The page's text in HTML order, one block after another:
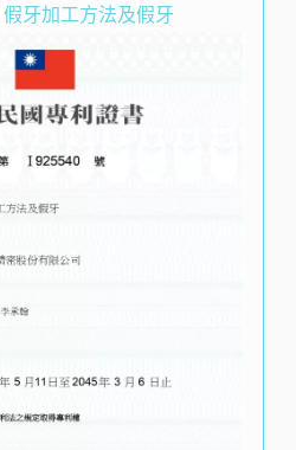
假牙加工方法及假牙